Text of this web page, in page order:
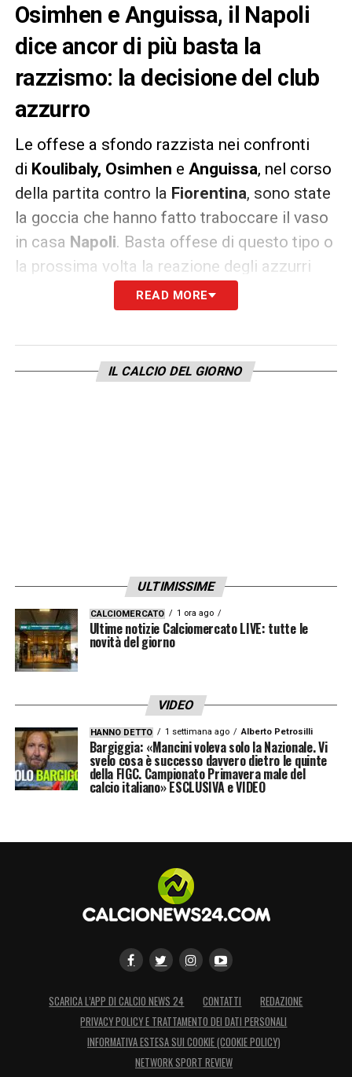
Osimhen e Anguissa, il Napoli
dice ancor di più basta la
razzismo: la decisione del club
azzurro
Le offese a sfondo razzista nei confronti
di Koulibaly, Osimhen e Anguissa, nel corso
della partita contro la Fiorentina, sono state
la goccia che hanno fatto traboccare il vaso
in casa Napoli. Basta offese di questo tipo o
la prossima volta la reazione degli azzurri
razzismo nel corso di una partita,
READ MORE
IL CALCIO DEL GIORNO
ULTIMISSIME
CALCIOMERCATO 1 ora ago
Ultime notizie Calciomercato LIVE: tutte le
novità del giorno
VIDEO
HANNO DETTO 1 settimana ago Alberto Petrosilli
Bargiggia: «Mancini voleva solo la Nazionale. Vi
svelo cosa è successo davvero dietro le quinte
della FIGC. Campionato Primavera male del
calcio italiano» ESCLUSIVA e VIDEO
SCARICA L’APP DI CALCIO NEWS 24 CONTATTI
REDAZIONE
PRIVACY POLICY E TRATTAMENTO DEI DATI PERSONALI
INFORMATIVA ESTESA SUI COOKIE (COOKIE POLICY)
NETWORK SPORT REVIEW